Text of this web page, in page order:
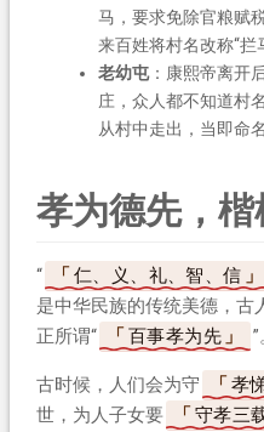
马，要求免除官粮赋
来百姓将村名改称“拦
老幼屯：康熙帝离开
庄，众人都不知道村
从村中走出，当即命
孝为德先，楷
“ 仁、义、礼、智、信
是中华民族的传统美德，古
正所谓“
百事孝为先 ”
古时候，人们会为守 孝
世，为人子女要
守孝三